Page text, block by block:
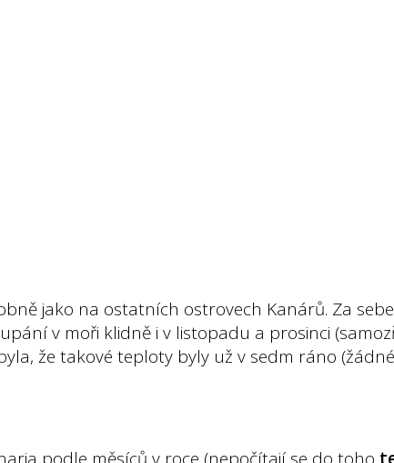
jako na ostatních ostrovech Kanárů. Za
v moři klidně i v listopadu a prosinci
že takové teploty byly už v sedm ráno
podle měsíců v roce (nepočítají se do toho